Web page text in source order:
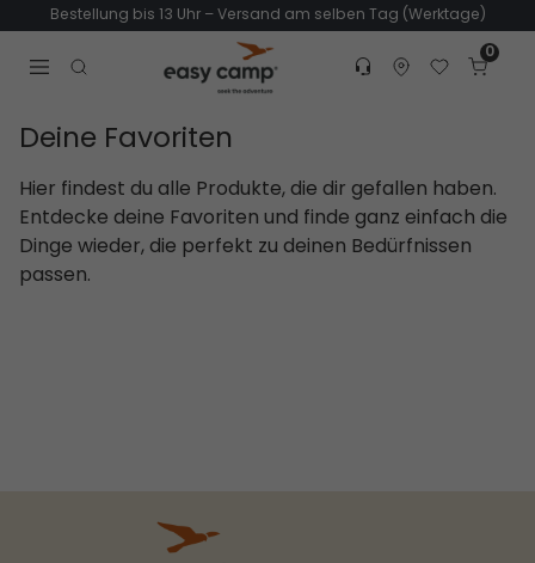
Bestellung bis 13 Uhr – Versand am selben Tag (Werktage)
Open search modal
Customer service
Find dealer
Favorites
Cart
0
Deine Favoriten
Hier findest du alle Produkte, die dir gefallen haben.
Entdecke deine Favoriten und finde ganz einfach die
Dinge wieder, die perfekt zu deinen Bedürfnissen
passen.